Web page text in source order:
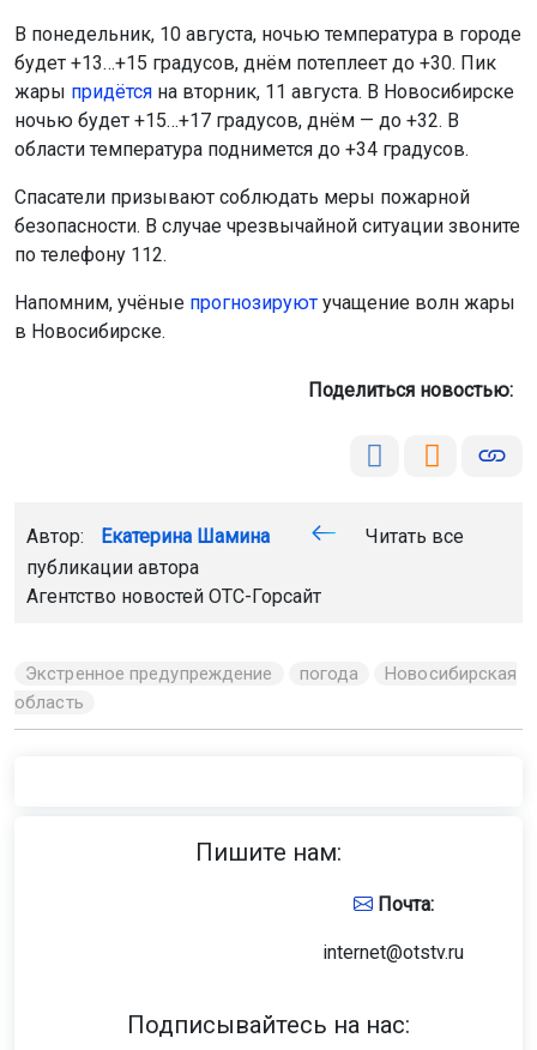
В понедельник, 10 августа, ночью температура в городе
будет +13…+15 градусов, днём потеплеет до +30. Пик
жары придётся на вторник, 11 августа. В Новосибирске
ночью будет +15…+17 градусов, днём — до +32. В
области температура поднимется до +34 градусов.
Спасатели призывают соблюдать меры пожарной
безопасности. В случае чрезвычайной ситуации звоните
по телефону 112.
Напомним, учёные прогнозируют учащение волн жары
в Новосибирске.
Поделиться новостью:
Автор: Екатерина Шамина
Читать все
публикации автора
Агентство новостей ОТС-Горсайт
Экстренное предупреждение погода
Новосибирская
область
Пишите нам:
Почта:
internet@otstv.ru
Подписывайтесь на нас: